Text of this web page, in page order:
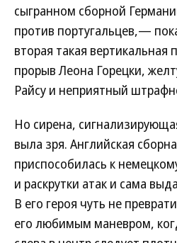
сыгранном сборной
против португальцев,—
вторая такая вертикальная
прорыв Леона Горецки,
Райсу и неприятный
Но сирена,
выла зря. Английская
приспособилась к
и раскрутки атак и сама
В его героя чуть не
его любимым маневром,